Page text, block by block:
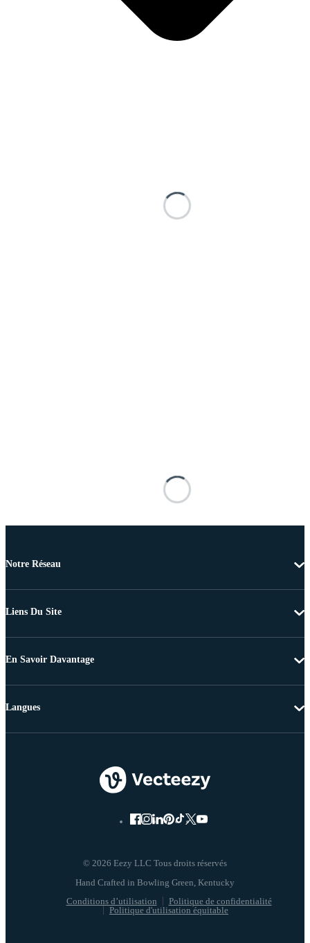
Notre Réseau
Liens Du Site
En Savoir Davantage
© 2026 Eezy LLC Tous droits réservés
Conditions d’utilisation
Politique de confidentialité
Politique d'utilisation équitable
Langues